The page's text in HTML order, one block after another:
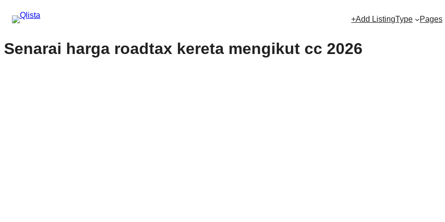
+Add ListingType Pages
Senarai harga roadtax kereta mengikut cc 2026